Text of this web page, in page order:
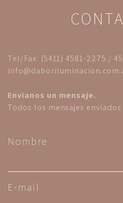
Tel/Fax: (5411) 4581-2275 /
Envianos un mensaje.
Todos los mensajes
Nombre
E-mail